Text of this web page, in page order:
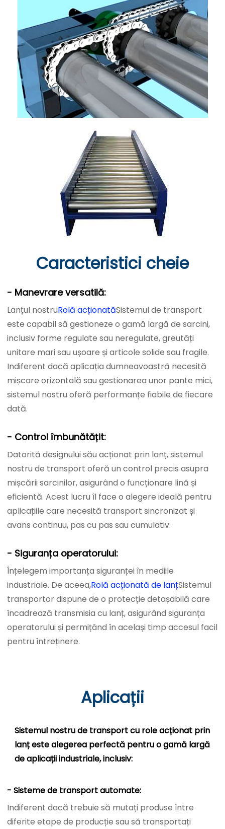
Caracteristici cheie
- Manevrare versatilă:
Lanțul nostruRolă acționatăSistemul de transport
este capabil să gestioneze o gamă largă de sarcini,
inclusiv forme regulate sau neregulate, greutăți
unitare mari sau ușoare și articole solide sau fragile.
Indiferent dacă aplicația dumneavoastră necesită
mișcare orizontală sau gestionarea unor pante mici,
sistemul nostru oferă performanțe fiabile de fiecare
dată.
- Control îmbunătățit:
Datorită designului său acționat prin lanț, sistemul
nostru de transport oferă un control precis asupra
mișcării sarcinilor, asigurând o funcționare lină și
eficientă. Acest lucru îl face o alegere ideală pentru
aplicațiile care necesită transport sincronizat și
avans continuu, pas cu pas sau cumulativ.
- Siguranța operatorului:
Înțelegem importanța siguranței în mediile
industriale. De aceea,Rolă acționată de lanțSistemul
transportor dispune de o protecție detașabilă care
încadrează transmisia cu lanț, asigurând siguranța
operatorului și permițând în același timp accesul facil
pentru întreținere.
Aplicații
Sistemul nostru de transport cu role acționat prin
lanț este alegerea perfectă pentru o gamă largă
de aplicații industriale, inclusiv:
- Sisteme de transport automate:
Indiferent dacă trebuie să mutați produse între
diferite etape de producție sau să transportați